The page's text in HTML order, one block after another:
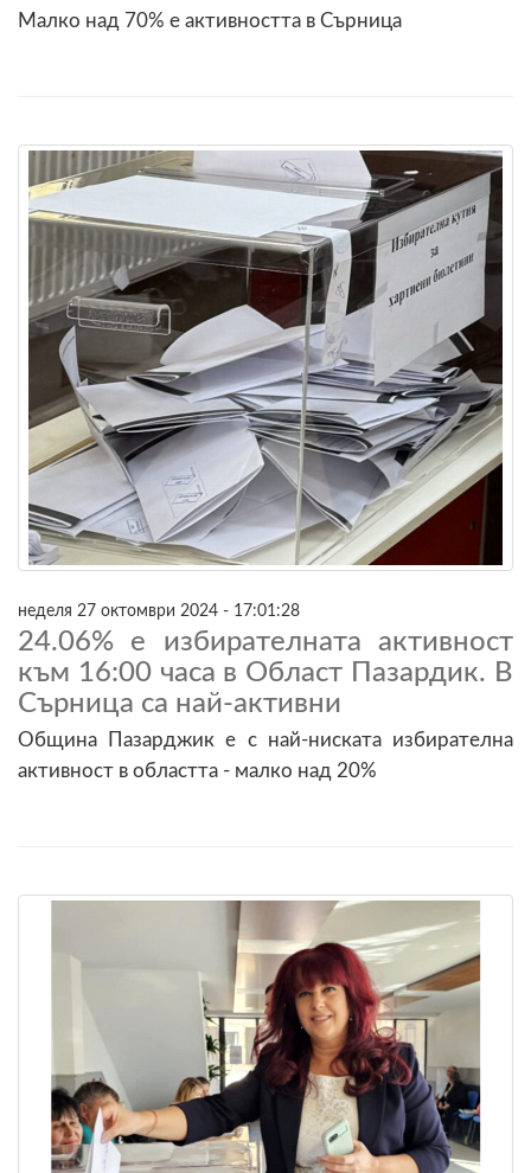
Малко над 70% е активността в Сърница
неделя 27 октомври 2024 - 17:01:28
24.06% е избирателната активност
към 16:00 часа в Област Пазардик. В
Сърница са най-активни
Община Пазарджик е с най-ниската избирателна
активност в областта - малко над 20%